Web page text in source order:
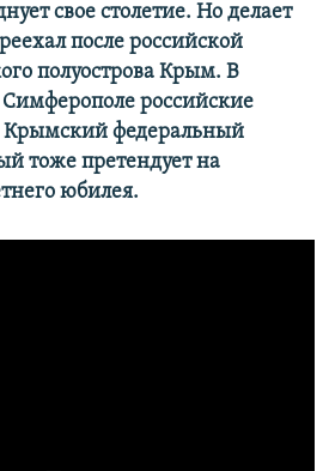
свое столетие. Но делает
после российской
полуострова Крым. В
российские
Крымский федеральный
тоже претендует на
юбилея.